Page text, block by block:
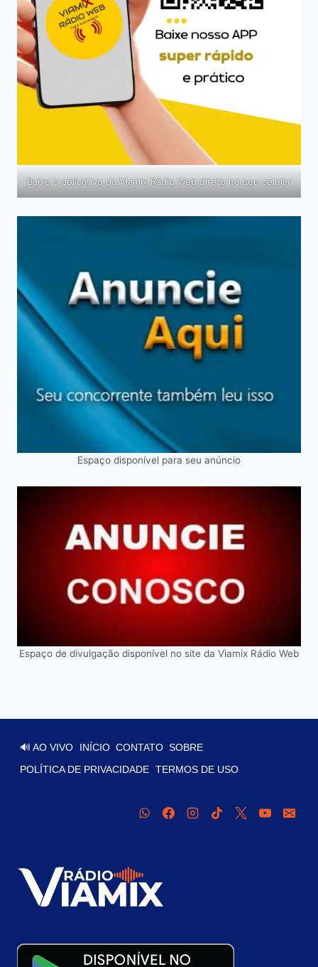
Baixe o aplicativo da Viamix Rádio Web direto no seu celular
Espaço disponível para seu anúncio
Espaço de divulgação disponível no site da Viamix Rádio Web
🔊 AO VIVO INÍCIO CONTATO SOBRE
POLÍTICA DE PRIVACIDADE TERMOS DE USO